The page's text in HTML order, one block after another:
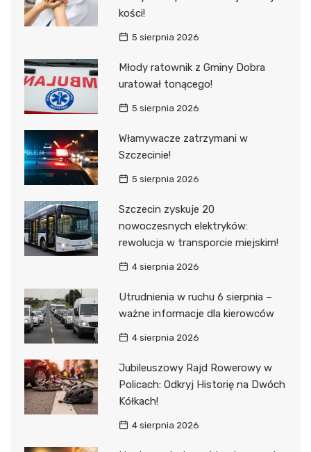
kości!
5 sierpnia 2026
Młody ratownik z Gminy Dobra
uratował tonącego!
5 sierpnia 2026
Włamywacze zatrzymani w
Szczecinie!
5 sierpnia 2026
Szczecin zyskuje 20
nowoczesnych elektryków:
rewolucja w transporcie miejskim!
4 sierpnia 2026
Utrudnienia w ruchu 6 sierpnia –
ważne informacje dla kierowców
4 sierpnia 2026
Jubileuszowy Rajd Rowerowy w
Policach: Odkryj Historię na Dwóch
Kółkach!
4 sierpnia 2026